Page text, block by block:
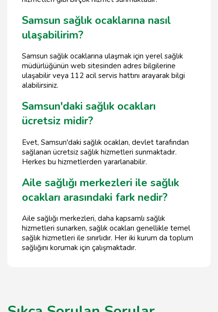
Samsun sağlık ocaklarına nasıl
ulaşabilirim?
Samsun sağlık ocaklarına ulaşmak için yerel sağlık
müdürlüğünün web sitesinden adres bilgilerine
ulaşabilir veya 112 acil servis hattını arayarak bilgi
alabilirsiniz.
Samsun'daki sağlık ocakları
ücretsiz midir?
Evet, Samsun'daki sağlık ocakları, devlet tarafından
sağlanan ücretsiz sağlık hizmetleri sunmaktadır.
Herkes bu hizmetlerden yararlanabilir.
Aile sağlığı merkezleri ile sağlık
ocakları arasındaki fark nedir?
Aile sağlığı merkezleri, daha kapsamlı sağlık
hizmetleri sunarken, sağlık ocakları genellikle temel
sağlık hizmetleri ile sınırlıdır. Her iki kurum da toplum
sağlığını korumak için çalışmaktadır.